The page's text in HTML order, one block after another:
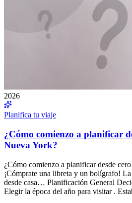
2026
Planifica tu viaje
¿Cómo comienzo a planificar
Nueva York?
¿Cómo comienzo a planificar desde
¡Cómprate una libreta y un bolígrafo!
desde casa… Planificación General
Elegir la época del año para visitar .